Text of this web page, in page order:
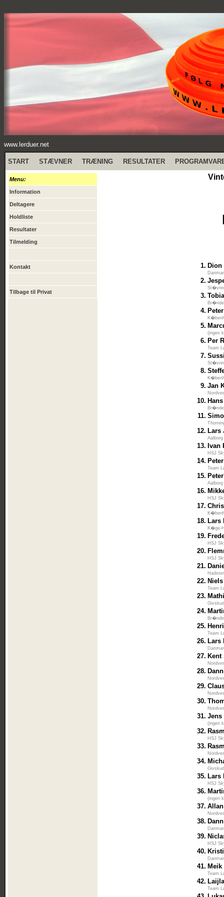
www.lerduer.net
START STÆVNER TRÆNING RESULTATER
Menu:
Information
Deltagere
Holdliste
Resultater
Tilmelding
Kontakt
Tilbage til Privat
1. Dion
2.
3.
4.
5.
(ingen
6. Per
Team
7.
8.
9. Jan
10.
11.
12. Lars
13. Ivan
HSJ
14.
Team
15.
16.
HSJ
17.
18. Lars
K�ge-
19.
HSJ
20.
HSJ
21.
22.
Team
23.
24.
25.
Team
26. Lars
27.
28.
29.
30.
31.
(ingen
32.
HSJ
33.
34.
35. Lars
HSJ
36.
(ingen
37.
38.
39.
HSJ
40.
41.
Team
42.
Team